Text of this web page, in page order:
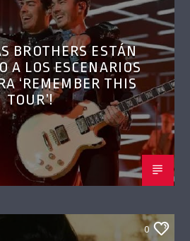
BROTHERS ESTÁN
A LOS ESCENARIOS
‘REMEMBER THIS
TOUR’!
0